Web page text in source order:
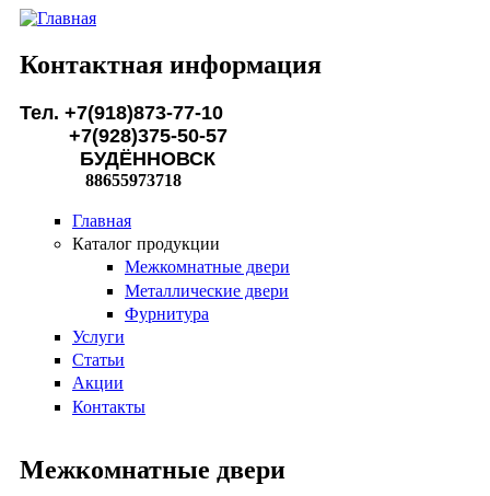
Перейти к основному содержанию
Контактная информация
Тел. +7(918)873-77-10
+7(928)375-50-57
БУДЁННОВСК
88655973718
Главная
Каталог продукции
Межкомнатные двери
Металлические двери
Фурнитура
Услуги
Статьи
Акции
Контакты
Межкомнатные двери